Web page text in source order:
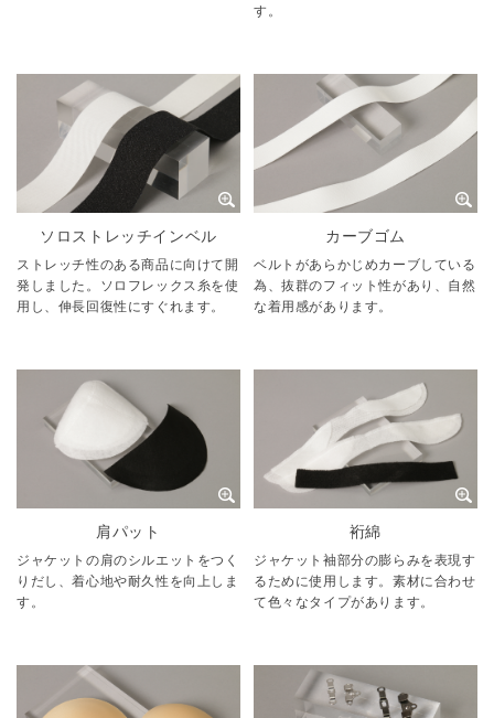
す。
ソロストレッチインベル
ストレッチ性のある商品に向けて開
発しました。ソロフレックス糸を使
用し、伸長回復性にすぐれます。
カーブゴム
ベルトがあらかじめカーブしている
為、抜群のフィット性があり、自然
な着用感があります。
肩パット
ジャケットの肩のシルエットをつく
りだし、着心地や耐久性を向上しま
す。
裄綿
ジャケット袖部分の膨らみを表現す
るために使用します。素材に合わせ
て色々なタイプがあります。